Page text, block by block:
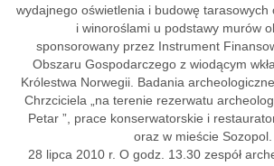
wydajnego oświetlenia i budowę tarasowych
i winoroślami u podstawy murów
sponsorowany przez Instrument
Obszaru Gospodarczego z wiodącym
Królestwa Norwegii. Badania
Chrzciciela „na terenie rezerwatu
Petar ”, prace konserwatorskie i
oraz w mieście Sozopol.
28 lipca 2010 r. O godz. 13.30 zespół